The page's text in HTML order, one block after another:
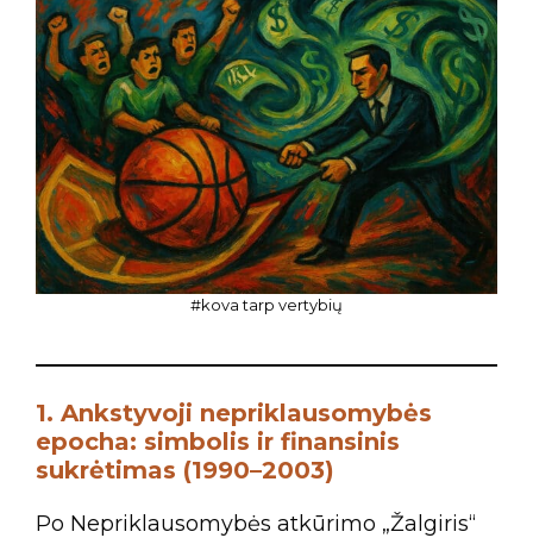
#kova tarp vertybių
1. Ankstyvoji nepriklausomybės
epocha: simbolis ir finansinis
sukrėtimas (1990–2003)
Po Nepriklausomybės atkūrimo „Žalgiris“